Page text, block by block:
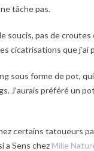
tâche pas.
soucis, pas de
cicatrisations que j’ai
sous forme de pot,
J’aurais préféré un
certains tatoueurs
a Sens chez Milie